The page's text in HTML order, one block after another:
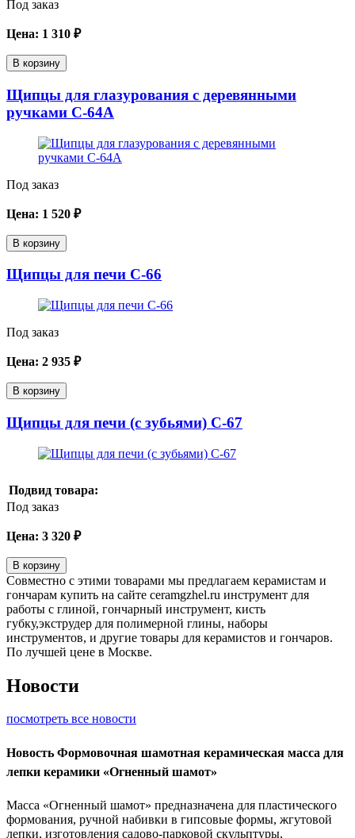
Под заказ
Цена: 1 310 ₽
В корзину
Щипцы для глазурования с деревянными
ручками C-64A
Под заказ
Цена: 1 520 ₽
В корзину
Щипцы для печи C-66
Под заказ
Цена: 2 935 ₽
В корзину
Щипцы для печи (с зубьями) C-67
Подвид товара:
Под заказ
Цена: 3 320 ₽
В корзину
Совместно с этими товарами мы предлагаем керамистам и
гончарам купить на сайте ceramgzhel.ru инструмент для
работы с глиной, гончарный инструмент, кисть
губку,экструдер для полимерной глины, наборы
инструментов, и другие товары для керамистов и гончаров.
По лучшей цене в Москве.
Новости
посмотреть все новости
Новость Формовочная шамотная керамическая масса для
лепки керамики «Огненный шамот»
Масса «Огненный шамот» предназначена для пластического
формования, ручной набивки в гипсовые формы, жгутовой
лепки, изготовления садово-парковой скульптуры,